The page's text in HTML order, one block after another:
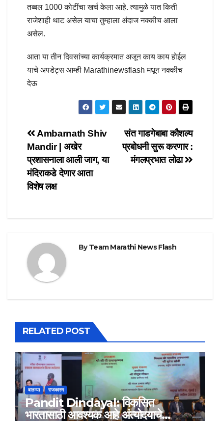
तब्बल 1000 कोटींचा खर्च केला आहे. त्यामुळे यात किती
राजेशाही थाट असेल याचा तुम्हाला अंदाज नक्कीच आला
असेल.
आता या तीन दिवसांच्या कार्यक्रमात अजून काय काय होईल
याचे अपडेट्स आम्ही Marathinewsflash मधून नक्कीच
देऊ
Post
navigation
संत गाडगेबाबा कौशल्य
प्रबोधनी सुरू करणार :
मंगलप्रभात लोढा
Ambarnath Shiv
Mandir | अखेर
प्रशासनाला आली जाग, या
मंदिराकडे देणार आता
विशेष लक्ष
ByTeam Marathi News Flash
RELATED POST
बातम्या राजकारण
Pandit Dindayal: विकसित
भारतासाठी आवश्यक आहे अंत्योदयाचे